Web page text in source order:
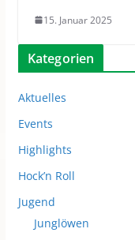
15. Januar 2025
Kategorien
Aktuelles
Events
Highlights
Hock’n Roll
Jugend
Junglöwen